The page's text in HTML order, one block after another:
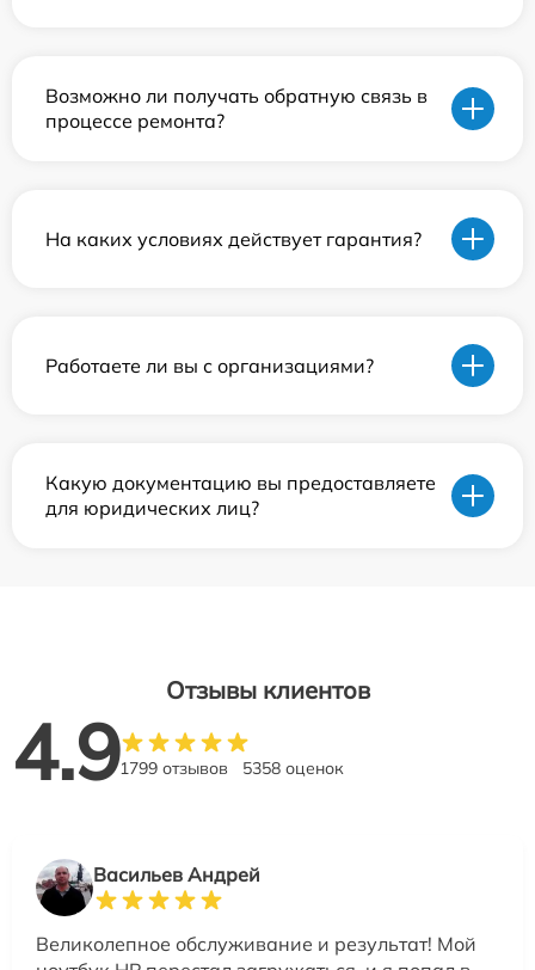
Возможно ли получать обратную связь в
процессе ремонта?
На каких условиях действует гарантия?
Работаете ли вы с организациями?
Какую документацию вы предоставляете
для юридических лиц?
Отзывы клиентов
4.91799 отзывов 5358 оценок
Васильев Андрей
Великолепное обслуживание и результат! Мой